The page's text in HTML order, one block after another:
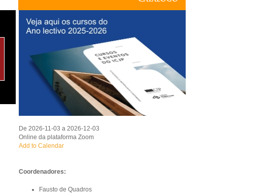
De 2026-11-03 a 2026-12-03
Online da plataforma Zoom
Add to Calendar
Coordenadores:
Fausto de Quadros